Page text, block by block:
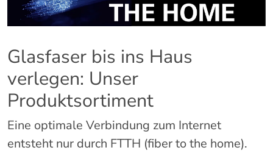
Glasfaser bis ins Haus
verlegen: Unser
Produktsortiment
Eine optimale Verbindung zum Internet
entsteht nur durch FTTH (fiber to the home).